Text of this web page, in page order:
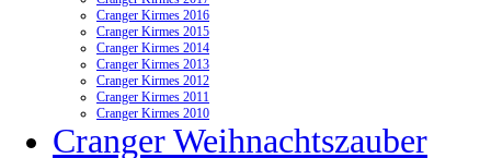
Cranger Kirmes 2016
Cranger Kirmes 2015
Cranger Kirmes 2014
Cranger Kirmes 2013
Cranger Kirmes 2012
Cranger Kirmes 2011
Cranger Kirmes 2010
Cranger Weihnachtszauber